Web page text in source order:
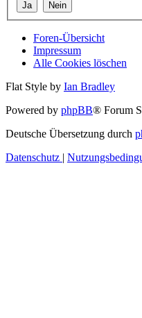
Foren-Übersicht
Impressum
Alle Cookies löschen
Flat Style by Ian Bradley
Powered by phpBB® Forum
Deutsche Übersetzung durch
Datenschutz |